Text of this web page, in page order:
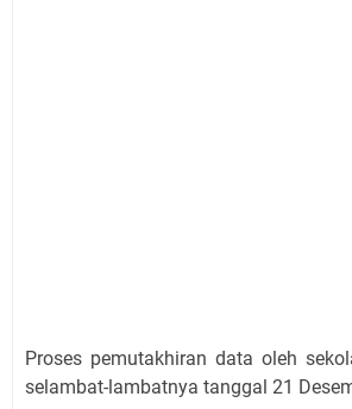
Proses pemutakhiran data oleh
selambat-lambatnya tanggal 21